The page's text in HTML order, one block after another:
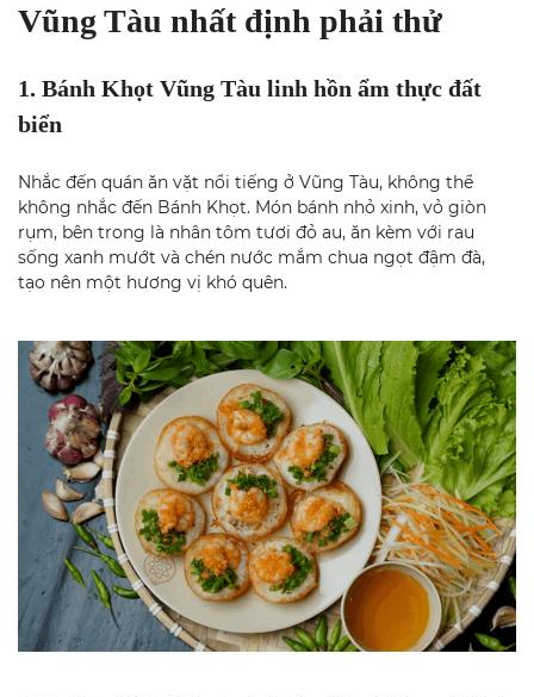
Vũng Tàu nhất định phải thử
1. Bánh Khọt Vũng Tàu linh hồn ẩm thực đất
biển
Nhắc đến quán ăn vặt nổi tiếng ở Vũng Tàu, không thể
không nhắc đến Bánh Khọt. Món bánh nhỏ xinh, vỏ giòn
rụm, bên trong là nhân tôm tươi đỏ au, ăn kèm với rau
sống xanh mướt và chén nước mắm chua ngọt đậm đà,
tạo nên một hương vị khó quên.